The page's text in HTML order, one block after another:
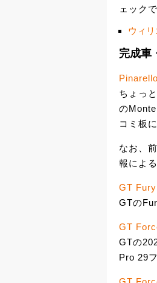
ェック
ウィ
完成車
ちょっ
の
コミ板
なお、
報によ
GT
GTの
GT
GTの
Pro 29